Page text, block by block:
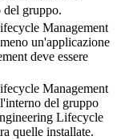
del gruppo.
Management
un'applicazione
deve essere
Management
del gruppo
Lifecycle
quelle installate.